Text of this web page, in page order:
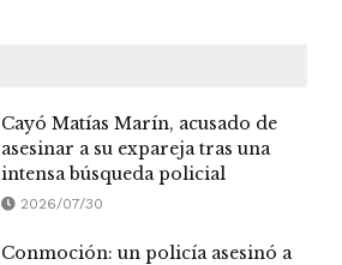
Cayó Matías Marín, acusado de
asesinar a su expareja tras una
intensa búsqueda policial
2026/07/30
Conmoción: un policía asesinó a